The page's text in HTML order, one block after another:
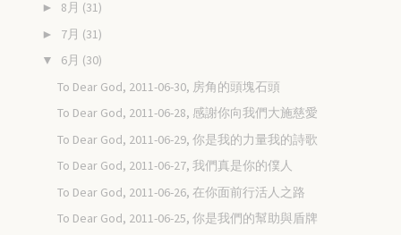
► 8月 (31)
► 7月 (31)
▼ 6月 (30)
To Dear God, 2011-06-30, 房角的頭塊石頭
To Dear God, 2011-06-28, 感謝你向我們大施慈愛
To Dear God, 2011-06-29, 你是我的力量我的詩歌
To Dear God, 2011-06-27, 我們真是你的僕人
To Dear God, 2011-06-26, 在你面前行活人之路
To Dear God, 2011-06-25, 你是我們的幫助與盾牌